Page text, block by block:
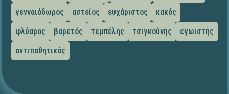
γενναιόδωρος
αστείος ευχάριστος
κακός
φλύαρος
βαρετός τεμπέλης τσιγκούνης
εγωιστής
αντιπαθητικός